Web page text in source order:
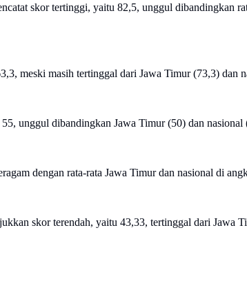
skor tertinggi, yaitu 82,5, unggul dibandingkan
meski masih tertinggal dari Jawa Timur (73,3) dan
unggul dibandingkan Jawa Timur (50) dan nasional
dengan rata-rata Jawa Timur dan nasional di
skor terendah, yaitu 43,33, tertinggal dari Jawa